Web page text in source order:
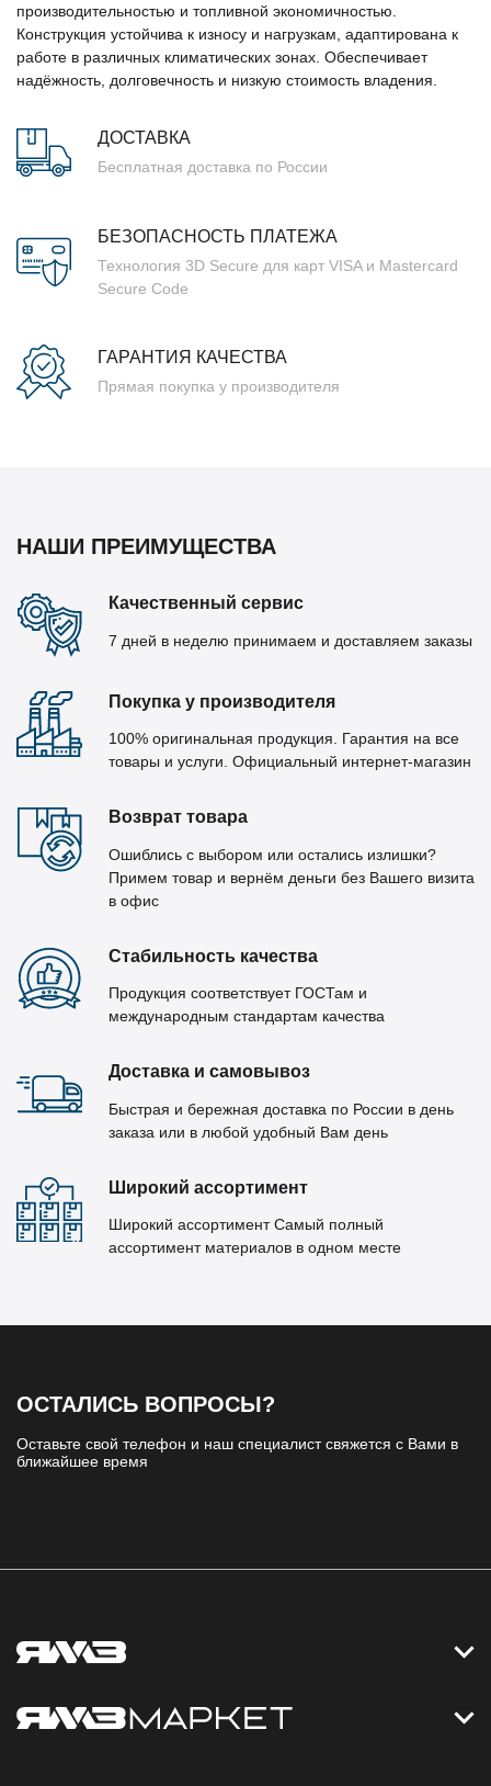
производительностью и топливной экономичностью.
Конструкция устойчива к износу и нагрузкам, адаптирована к
работе в различных климатических зонах. Обеспечивает
надёжность, долговечность и низкую стоимость владения.
ДОСТАВКА
Бесплатная доставка по России
БЕЗОПАСНОСТЬ ПЛАТЕЖА
Технология 3D Secure для карт VISA и Mastercard
Secure Code
ГАРАНТИЯ КАЧЕСТВА
Прямая покупка у производителя
НАШИ ПРЕИМУЩЕСТВА
Качественный сервис
7 дней в неделю принимаем и доставляем заказы
Покупка у производителя
100% оригинальная продукция. Гарантия на все
товары и услуги. Официальный интернет-магазин
Возврат товара
Ошиблись с выбором или остались излишки?
Примем товар и вернём деньги без Вашего визита
в офис
Стабильность качества
Продукция соответствует ГОСТам и
международным стандартам качества
Доставка и самовывоз
Быстрая и бережная доставка по России в день
заказа или в любой удобный Вам день
Широкий ассортимент
Широкий ассортимент Самый полный
ассортимент материалов в одном месте
ОСТАЛИСЬ ВОПРОСЫ?
Оставьте свой телефон и наш специалист свяжется с Вами в
ближайшее время
Контакты